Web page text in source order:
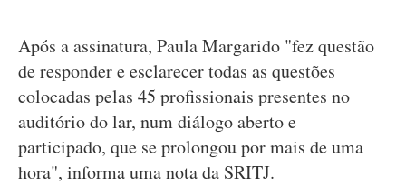
Após a assinatura, Paula Margarido "fez questão
de responder e esclarecer todas as questões
colocadas pelas 45 profissionais presentes no
auditório do lar, num diálogo aberto e
participado, que se prolongou por mais de uma
hora", informa uma nota da SRITJ.